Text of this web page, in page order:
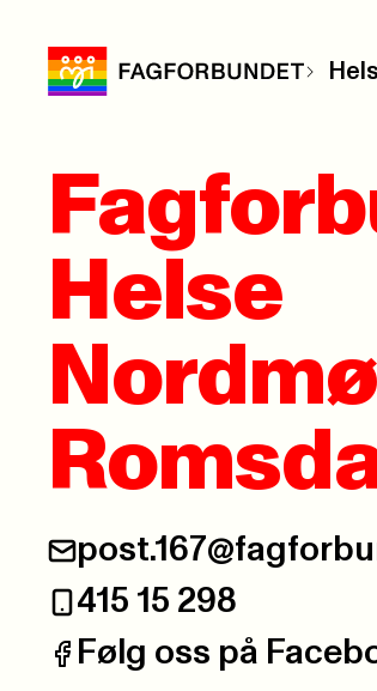
Helse
E-post:
Telefon:
415 15 298
Facebook:
Følg oss på